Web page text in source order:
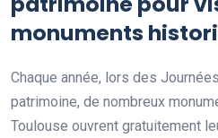
monuments
Chaque année, lors des
patrimoine, de nombreux
Toulouse ouvrent gratuitement